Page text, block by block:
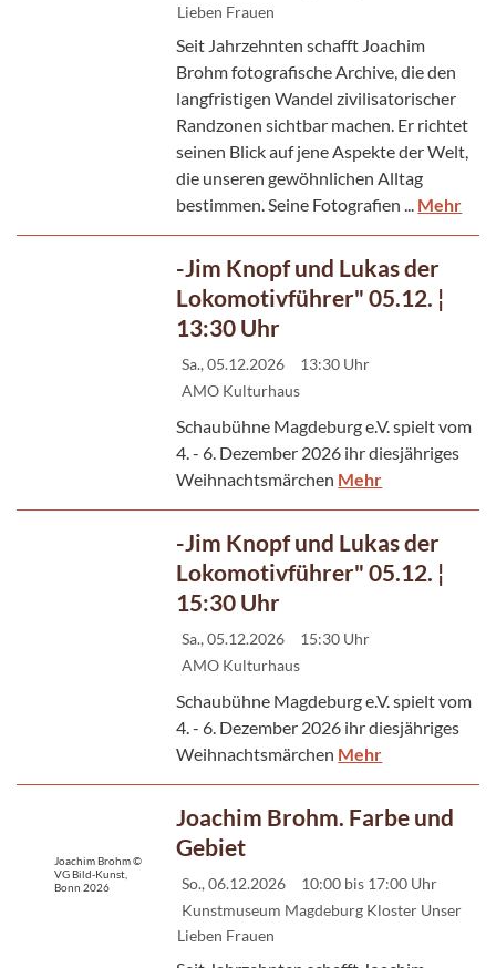
Lieben Frauen
Seit Jahrzehnten schafft Joachim
Brohm fotografische Archive, die den
langfristigen Wandel zivilisatorischer
Randzonen sichtbar machen. Er richtet
seinen Blick auf jene Aspekte der Welt,
die unseren gewöhnlichen Alltag
bestimmen. Seine Fotografien ... Mehr
-Jim Knopf und Lukas der
Lokomotivführer" 05.12. ¦
13:30 Uhr
Sa., 05.12.2026
13:30 Uhr
AMO Kulturhaus
Schaubühne Magdeburg e.V. spielt vom
4. - 6. Dezember 2026 ihr diesjähriges
Weihnachtsmärchen Mehr
-Jim Knopf und Lukas der
Lokomotivführer" 05.12. ¦
15:30 Uhr
Sa., 05.12.2026
15:30 Uhr
AMO Kulturhaus
Schaubühne Magdeburg e.V. spielt vom
4. - 6. Dezember 2026 ihr diesjähriges
Weihnachtsmärchen Mehr
Joachim Brohm. Farbe und
Gebiet
So., 06.12.2026
10:00 bis 17:00 Uhr
Kunstmuseum Magdeburg Kloster Unser
Lieben Frauen
Joachim Brohm ©
VG Bild-Kunst,
Bonn 2026